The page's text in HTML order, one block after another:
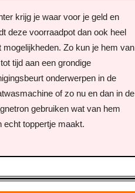
krijg je waar voor je geld en
deze voorraadpot dan ook heel
mogelijkheden. Zo kun je hem van
tijd aan een grondige
onderwerpen in de
of zo nu en dan in de
gebruiken wat van hem
echt toppertje maakt.